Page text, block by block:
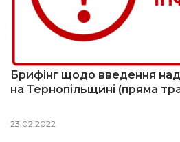
Брифінг щодо введення
на Тернопільщині (пряма
23.02.2022